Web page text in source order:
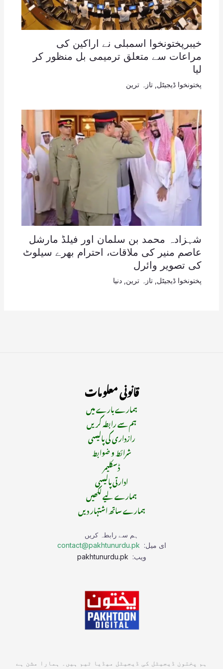
خیبرپختونخوا اسمبلی نے اراکین کی
مراعات سے متعلق ترمیمی بل منظور کر
لیا
پختونخوا ڈیجیٹل تازہ ترین
شہزادہ محمد بن سلمان اور فیلڈ مارشل
عاصم منیر کی ملاقات، احترام بھرے سیلوٹ
کی تصویر وائرل
پختونخوا ڈیجیٹل تازہ ترین دنیا
قانونی معلومات
ہمارے بارے میں
ہم سے رابطہ کریں
رازداری کی پالیسی
شرائط و ضوابط
ڈسکلیمر
ادارتی پالیسی
ہمارے لیے لکھیں
ہمارے ساتھ اشتہار دیں
ہم سے رابطہ کریں
ای میل: contact@pakhtunurdu.pk
ویب:
ہم پختون ڈیجیٹل کی ڈیجیٹل میڈیا ٹیم ہیں۔ ہمارا مشن ہے